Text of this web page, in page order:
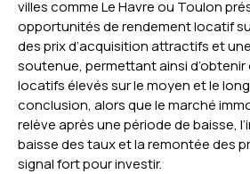
villes comme Le Havre ou Toulon
opportunités de rendement locatif
des prix d’acquisition attractifs et
soutenue, permettant ainsi
locatifs élevés sur le moyen et le
conclusion, alors que le marché
relève après une période de baisse,
baisse des taux et la remontée des
signal fort pour investir.